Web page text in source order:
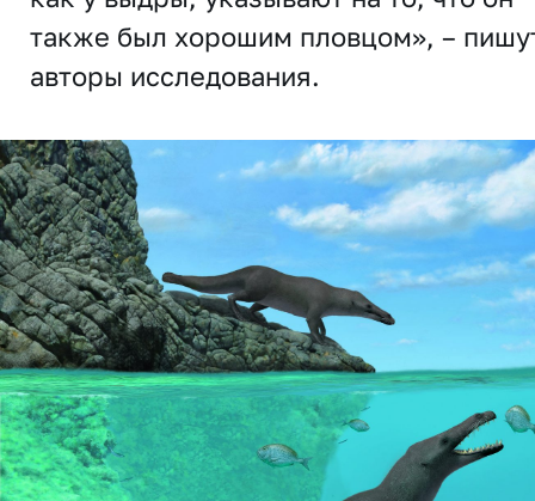
также был хорошим пловцом», –
авторы исследования.